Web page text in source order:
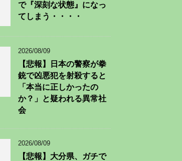
で『深刻な状態』になっ
てしまう・・・・
2026/08/09
【悲報】日本の警察が拳
銃で凶悪犯を射殺すると
「本当に正しかったの
か？」と疑われる異常社
会
2026/08/09
【悲報】大分県、ガチで